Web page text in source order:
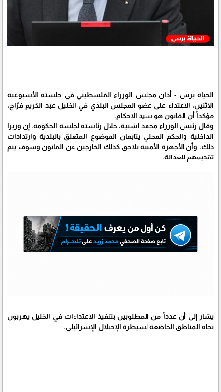
الحياة برس - أدان مجلس الوزراء الفلسطيني في جلسته الأسبوعية
الاثنين، الاعتداء على عضو المجلس البلدي في الخليل عبد الكريم فرّاح،
مؤكداً أن القانون هو سيد الاحكام.
وقال رئيس الوزراء محمد اشتية، خلال رئاسته لجلسة الحكومة، إن وزيرا
الداخلية والحكم المحلي يتابعان الموضوع المتعلق بالبلدية وارتدادات
ذلك، وأن الأجهزة الأمنية تلاحق كذلك الخارجين عن القانون وسوف يتم
تقديمهم للعدالة.
يشار إلى أن عدداً من المطلوبين بتنفيذ الاعتداءات في الخليل يهربون
تجاه المناطق الخاضعة لسيطرة الإحتلال الإسرائيلي.